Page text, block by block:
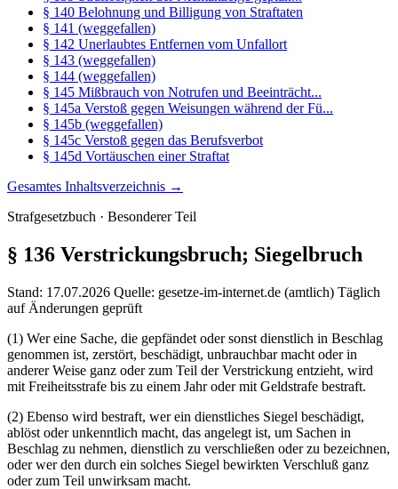
§ 140 Belohnung und Billigung von Straftaten
§ 141 (weggefallen)
§ 142 Unerlaubtes Entfernen vom Unfallort
§ 143 (weggefallen)
§ 144 (weggefallen)
§ 145 Mißbrauch von Notrufen und Beeinträcht...
§ 145a Verstoß gegen Weisungen während der Fü...
§ 145b (weggefallen)
§ 145c Verstoß gegen das Berufsverbot
§ 145d Vortäuschen einer Straftat
Gesamtes Inhaltsverzeichnis →
Strafgesetzbuch · Besonderer Teil
§ 136 Verstrickungsbruch; Siegelbruch
Stand: 17.07.2026 Quelle: gesetze-im-internet.de (amtlich) Täglich
auf Änderungen geprüft
(1) Wer eine Sache, die gepfändet oder sonst dienstlich in Beschlag
genommen ist, zerstört, beschädigt, unbrauchbar macht oder in
anderer Weise ganz oder zum Teil der Verstrickung entzieht, wird
mit Freiheitsstrafe bis zu einem Jahr oder mit Geldstrafe bestraft.
(2) Ebenso wird bestraft, wer ein dienstliches Siegel beschädigt,
ablöst oder unkenntlich macht, das angelegt ist, um Sachen in
Beschlag zu nehmen, dienstlich zu verschließen oder zu bezeichnen,
oder wer den durch ein solches Siegel bewirkten Verschluß ganz
oder zum Teil unwirksam macht.